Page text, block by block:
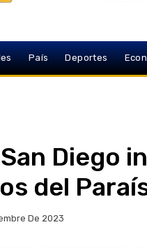
País Deportes
Diego
del
De 2023